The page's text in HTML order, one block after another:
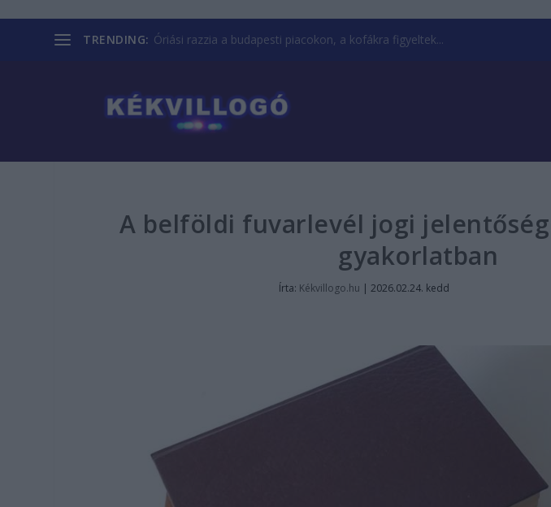
TRENDING: Óriási razzia a budapesti piacokon, a kofákra figyeltek...
A belföldi fuvarlevél jogi
gyakorlatban
Írta: Kékvillogo.hu |2026.02.24. kedd